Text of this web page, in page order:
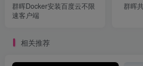
群晖Docker安装百度云不限
速客户端
群晖
相关推荐